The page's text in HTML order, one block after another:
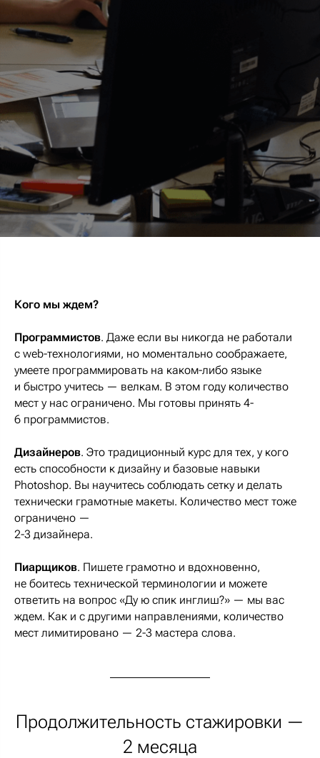
Кого мы ждем?
Программистов. Даже если вы никогда не работали
с web-технологиями, но моментально соображаете,
умеете программировать на каком-либо языке
и быстро учитесь — велкам. В этом году количество
мест у нас ограничено. Мы готовы принять 4-
6 программистов.
Дизайнеров. Это традиционный курс для тех, у кого
есть способности к дизайну и базовые навыки
Photoshop. Вы научитесь соблюдать сетку и делать
технически грамотные макеты. Количество мест тоже
ограничено —
2-3 дизайнера.
Пиарщиков. Пишете грамотно и вдохновенно,
не боитесь технической терминологии и можете
ответить на вопрос «Ду ю спик инглиш?» — мы вас
ждем. Как и с другими направлениями, количество
мест лимитировано — 2-3 мастера слова.
Продолжительность стажировки —
2 месяца